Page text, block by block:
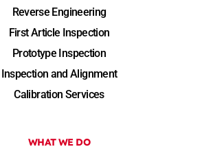
Reverse Engineering
First Article Inspection
Prototype Inspection
Inspection and Alignment
Calibration Services
WHAT WE DO